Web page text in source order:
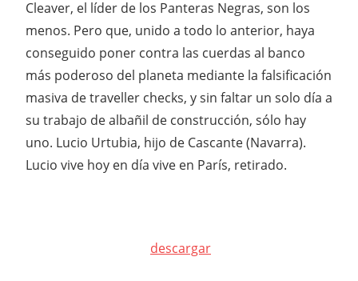
Cleaver, el líder de los Panteras Negras, son los
menos. Pero que, unido a todo lo anterior, haya
conseguido poner contra las cuerdas al banco
más poderoso del planeta mediante la falsificación
masiva de traveller checks, y sin faltar un solo día a
su trabajo de albañil de construcción, sólo hay
uno. Lucio Urtubia, hijo de Cascante (Navarra).
Lucio vive hoy en día vive en París, retirado.
descargar